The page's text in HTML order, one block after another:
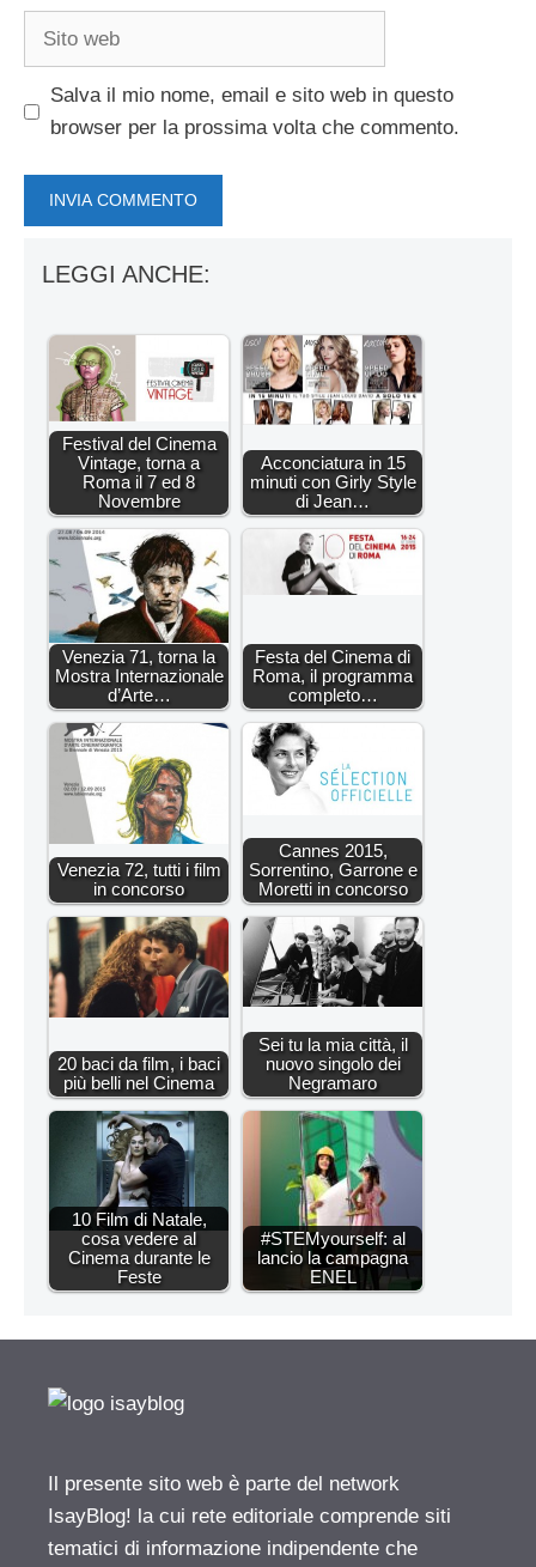
Sito
Salva il mio nome, email e sito web in questo
browser per la prossima volta che commento.
LEGGI ANCHE:
Festival del Cinema
Vintage, torna a
Roma il 7 ed 8
Novembre
Acconciatura in 15
minuti con Girly Style
di Jean…
Venezia 71, torna la
Mostra Internazionale
d’Arte…
Festa del Cinema di
Roma, il programma
completo…
Venezia 72, tutti i film
in concorso
Cannes 2015,
Sorrentino, Garrone e
Moretti in concorso
20 baci da film, i baci
più belli nel Cinema
Sei tu la mia città, il
nuovo singolo dei
Negramaro
10 Film di Natale,
cosa vedere al
Cinema durante le
Feste
#STEMyourself: al
lancio la campagna
ENEL
Il presente sito web è parte del network
IsayBlog! la cui rete editoriale comprende siti
tematici di informazione indipendente che